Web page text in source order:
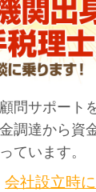
問サポート
調達から資
ています。
会社設立時